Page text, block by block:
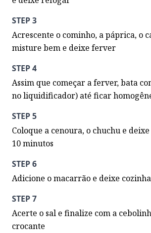
STEP 3
Acrescente o cominho, a páprica, o
misture bem e deixe ferver
STEP 4
Assim que começar a ferver, bata
no liquidificador) até ficar
STEP 5
Coloque a cenoura, o chuchu e
10 minutos
STEP 6
Adicione o macarrão e deixe
STEP 7
Acerte o sal e finalize com a
crocante